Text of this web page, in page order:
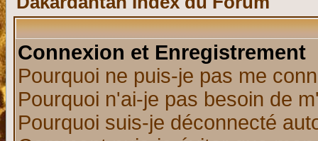
Connexion et Enregistrement
Pourquoi ne puis-je pas me
Pourquoi n'ai-je pas besoin de
Pourquoi suis-je déconnecté